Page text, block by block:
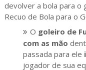
devolver a bola para o
Recuo de Bola para o
O goleiro de
com as mão
passada para ele
jogador de sua